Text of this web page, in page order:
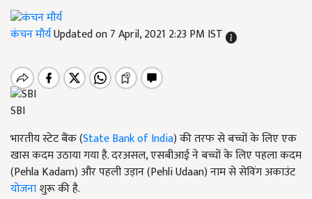
कंचन मौर्यUpdated on 7 April, 2021 2:23 PM IST
SBI
भारतीय स्टेट बैंक (State Bank of India) की तरफ से बच्चों के लिए एक
खास कदम उठाया गया है. दरअसल, एसबीआई ने बच्चों के लिए पहला कदम
(Pehla Kadam) और पहली उड़ान (Pehli Udaan) नाम से सेविंग अकाउंट
योजनाशुरू की है.